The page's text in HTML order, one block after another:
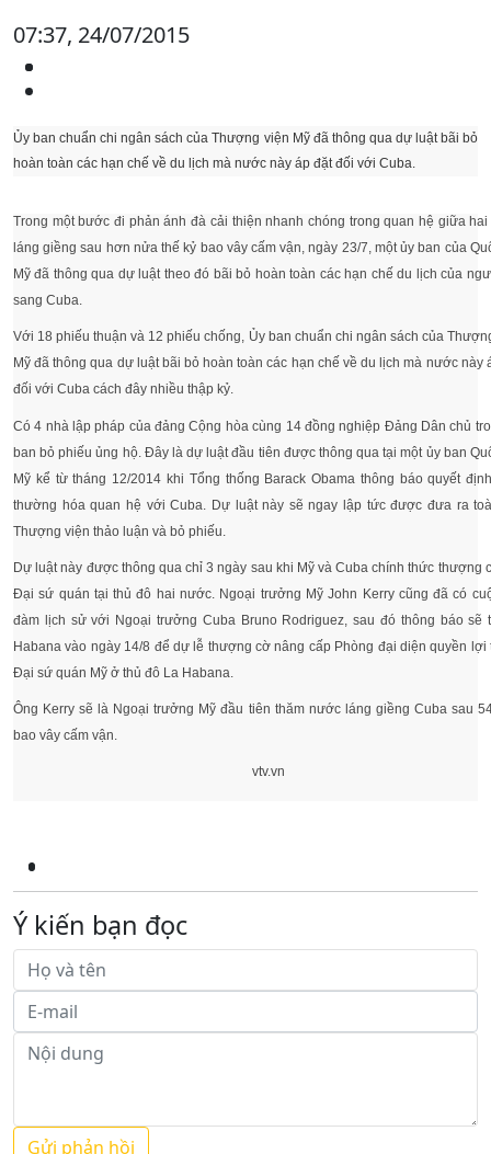
07:37, 24/07/2015
Ủy ban chuẩn chi ngân sách của Thượng viện Mỹ đã thông qua dự luật bãi bỏ
hoàn toàn các hạn chế về du lịch mà nước này áp đặt đối với Cuba.
Trong một bước đi phản ánh đà cải thiện nhanh chóng trong quan hệ giữa
láng giềng sau hơn nửa thế kỷ bao vây cấm vận, ngày 23/7, một ủy ban của
Mỹ đã thông qua dự luật theo đó bãi bỏ hoàn toàn các hạn chế du lịch của
sang Cuba.
Với 18 phiếu thuận và 12 phiếu chống, Ủy ban chuẩn chi ngân sách của
Mỹ đã thông qua dự luật bãi bỏ hoàn toàn các hạn chế về du lịch mà nước này
đối với Cuba cách đây nhiều thập kỷ.
Có 4 nhà lập pháp của đảng Cộng hòa cùng 14 đồng nghiệp Đảng Dân chủ
ban bỏ phiếu ủng hộ. Đây là dự luật đầu tiên được thông qua tại một ủy ban
Mỹ kể từ tháng 12/2014 khi Tổng thống Barack Obama thông báo quyết
thường hóa quan hệ với Cuba. Dự luật này sẽ ngay lập tức được đưa ra
Thượng viện thảo luận và bỏ phiếu.
Dự luật này được thông qua chỉ 3 ngày sau khi Mỹ và Cuba chính thức thượng
Đại sứ quán tại thủ đô hai nước. Ngoại trưởng Mỹ John Kerry cũng đã có
đàm lịch sử với Ngoại trưởng Cuba Bruno Rodriguez, sau đó thông báo sẽ
Habana vào ngày 14/8 để dự lễ thượng cờ nâng cấp Phòng đại diện quyền lợi
Đại sứ quán Mỹ ở thủ đô La Habana.
Ông Kerry sẽ là Ngoại trưởng Mỹ đầu tiên thăm nước láng giềng Cuba sau
bao vây cấm vận.
vtv.vn
Ý kiến bạn đọc